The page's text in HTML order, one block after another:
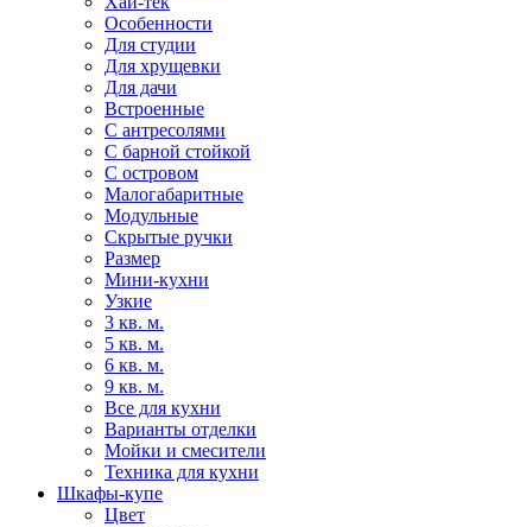
Особенности
Для студии
Для хрущевки
Для дачи
Встроенные
С антресолями
С барной стойкой
С островом
Малогабаритные
Модульные
Скрытые ручки
Размер
Мини-кухни
Узкие
3 кв. м.
5 кв. м.
6 кв. м.
9 кв. м.
Все для кухни
Варианты отделки
Мойки и смесители
Техника для кухни
Шкафы-купе
Цвет